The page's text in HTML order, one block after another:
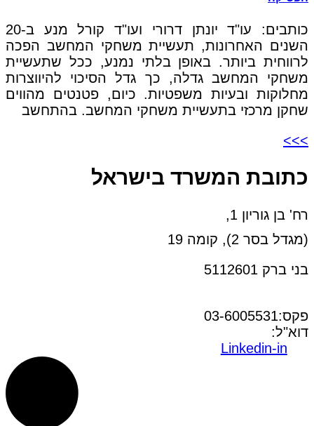
כותבים: עו"ד יונתן דרורי ועו"ד קורל מנע ב-20
השנים האחרונות, תעשיית משחקי המחשב הפכה
לרווחית ביותר. באופן בלתי נמנע, ככל שתעשיית
משחקי המחשב גדלה, כך גדל הסיכוי להיווצרות
מחלוקות ובעיות משפטיות. כיום, פטנטים מהווים
שחקן מרכזי בתעשיית משחקי המחשב. בהתחשב
>>>
כתובת המשרד בישראל
רח' בן גוריון 1,
(מגדל בסר 2), קומה 19
בני ברק 5112601
פקס:03-6005531
דוא"ל:
Linkedin-in